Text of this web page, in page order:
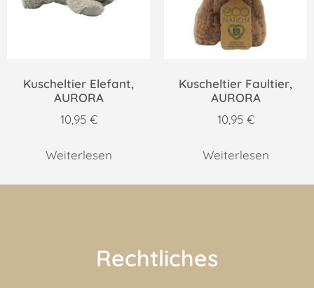
Kuscheltier Elefant,
AURORA
10,95 €
Weiterlesen
Kuscheltier Faultier,
AURORA
10,95 €
Weiterlesen
Rechtliches